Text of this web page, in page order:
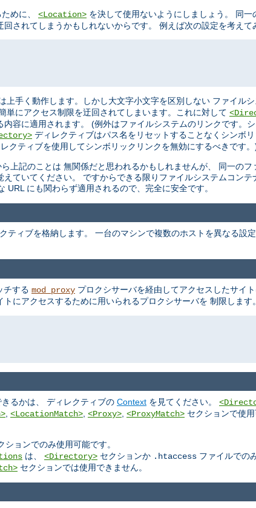
めに、 <Location> を決して使用ないようにしましょう。 同
されてしまうかもしれないからです。 例えば次の設定を考えて
上手く動作します。しかし大文字小文字を区別しない ファイル
単にアクセス制限を迂回されてしまいます。これに対して
容に適用されます。 (例外はファイルシステムのリンクです。
ディレクティブはパス名をリセットすることなくシンボ
クティブを使用してシンボリックリンクを無効にするべきです。
上記のことは 無関係だと思われるかもしれませんが、 同一の
ていてください。 ですからできる限りファイルシステムコン
URL にも関わらず適用されるので、完全に安全です。
ティブを格納します。 一台のマシンで複数のホストを異なる設
チする mod_proxy プロクシサーバを経由してアクセスしたサイ
トにアクセスするために用いられるプロクシサーバを 制限します。
るかは、 ディレクティブの Context を見てください。
<LocationMatch> <Proxy> <ProxyMatch> セクションで使
ションでのみ使用可能です。
は、 <Directory> セクションか .htaccess ファイルでの
セクションでは使用できません。